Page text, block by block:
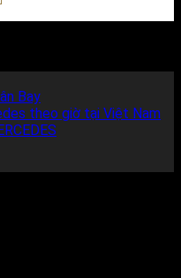
Bay
theo giờ tại Việt Nam